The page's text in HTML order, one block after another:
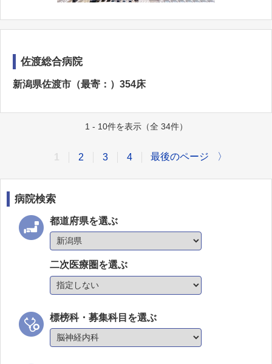
佐渡総合病院
新潟県佐渡市（最寄：）354床
1 - 10件を表示（全 34件）
2 3 4 最後のページ 〉
病院検索
都道府県を選ぶ
二次医療圏を選ぶ
標榜科・募集科目を選ぶ